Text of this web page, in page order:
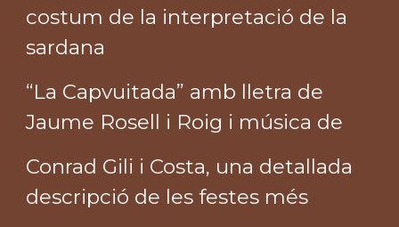
costum de la interpretació de la
sardana
“La Capvuitada” amb lletra de
Jaume Rosell i Roig i música de
Conrad Gili i Costa, una detallada
descripció de les festes més